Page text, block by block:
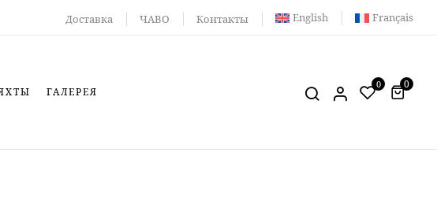
Доставка ЧАВО Контакты English Français
ГАЛЕРЕЯ
0 0